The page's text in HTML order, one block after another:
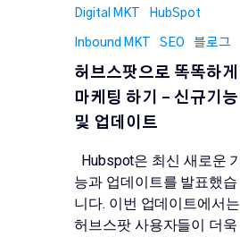
Digital MKT HubSpot
Inbound MKT SEO 블로그
허브스팟으로 똑똑하게
마케팅 하기 – 신규기능
및 업데이트
Hubspot은 최신 새로운 기
능과 업데이트를 발표했습
니다. 이번 업데이트에서는
허브스팟 사용자들이 더욱